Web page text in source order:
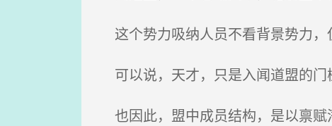
这个势力吸纳人员不看背景势力，
可以说，天才，只是入闻道盟的门
也因此，盟中成员结构，是以禀赋